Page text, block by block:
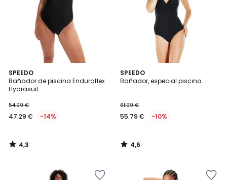
SPEEDO
Bañador de piscina Enduraflex
Hydrasuit
€
en
de
54.99
54.99 €
47.29 € -14%
4,3
/ 5
4,3
/
SPEEDO
Bañador, especial piscina
61.99 €
55.79 € -10%
4,6
/ 5
4,6
/